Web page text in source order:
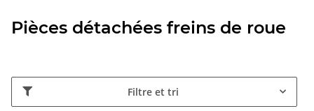
Pièces détachées freins de roue
Filtre et tri